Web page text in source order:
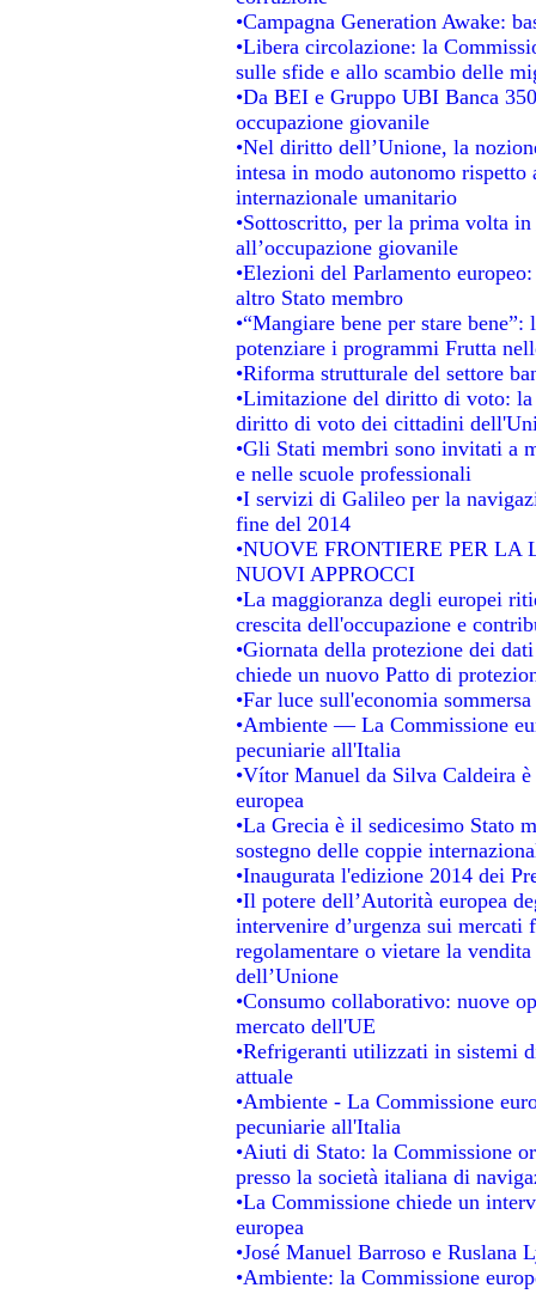
•Campagna Generation Awake:
•Libera circolazione: la
sulle sfide e allo scambio delle
•Da BEI e Gruppo UBI Banca
occupazione giovanile
•Nel diritto dell’Unione, la
intesa in modo autonomo
internazionale umanitario
•Sottoscritto, per la prima volta
all’occupazione giovanile
•Elezioni del Parlamento
altro Stato membro
•“Mangiare bene per stare
potenziare i programmi Frutta
•Riforma strutturale del settore
•Limitazione del diritto di voto:
diritto di voto dei cittadini
•Gli Stati membri sono invitati a
e nelle scuole professionali
•I servizi di Galileo per la
fine del 2014
•NUOVE FRONTIERE PER
NUOVI APPROCCI
•La maggioranza degli europei
crescita dell'occupazione e
•Giornata della protezione dei
chiede un nuovo Patto di
•Far luce sull'economia
•Ambiente — La Commissione
pecuniarie all'Italia
•Vítor Manuel da Silva Caldeira
europea
•La Grecia è il sedicesimo Stato
sostegno delle coppie
•Inaugurata l'edizione 2014 dei
•Il potere dell’Autorità europea
intervenire d’urgenza sui
regolamentare o vietare la
dell’Unione
•Consumo collaborativo: nuove
mercato dell'UE
•Refrigeranti utilizzati in sistemi
attuale
•Ambiente - La Commissione
pecuniarie all'Italia
•Aiuti di Stato: la Commissione
presso la società italiana di
•La Commissione chiede un
europea
•José Manuel Barroso e Ruslana
•Ambiente: la Commissione